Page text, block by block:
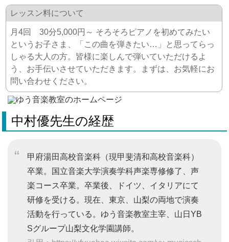
レッスン料について
月4回 30分5,000円～ そろそろピアノを初めてみたい
というお子さま、「この曲を弾きたい…」と思ってらっ
しゃる大人の方。皆様に楽しんで弾いていただけるよ
う、お手伝いさせていただきます。まずは、お気軽にお
問い合わせください。
中村優先生の経歴
甲府湯田高校音楽科（現甲斐清和高校音楽科）
卒業。国立音楽大学演奏学科声楽専修修了、声
楽コース卒業。卒業後、ドイツ、イタリアにて
研修を受ける。現在、東京、山梨の両地で演奏
活動を行っている。ゆう音楽教室主宰、山日YB
Sグループ山梨文化学園講師。